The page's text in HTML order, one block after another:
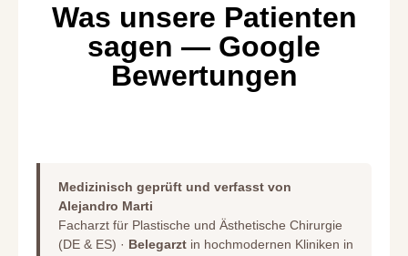
Was unsere Patienten
sagen — Google
Bewertungen
Medizinisch geprüft und verfasst von
Alejandro Marti
Facharzt für Plastische und Ästhetische Chirurgie
(DE & ES) · Belegarzt in hochmodernen Kliniken in